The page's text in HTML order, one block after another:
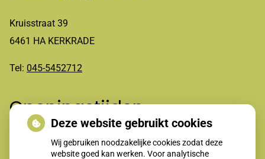
Kruisstraat 39
6461 HA KERKRADE
Tel: 045-5452712
Openingstijden
Maandag t/m vrijdag 8-12.00 en 13.30-17.00 uur
Deze website gebruikt cookies
Wij gebruiken noodzakelijke cookies zodat deze
website goed kan werken. Voor analytische